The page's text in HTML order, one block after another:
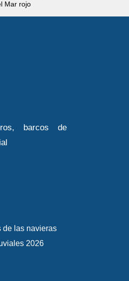
Mar rojo
barcos de
de las navieras
2026